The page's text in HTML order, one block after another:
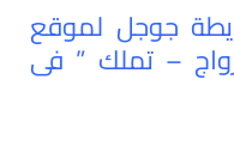
جوجل لموقع
– تملك ” فى